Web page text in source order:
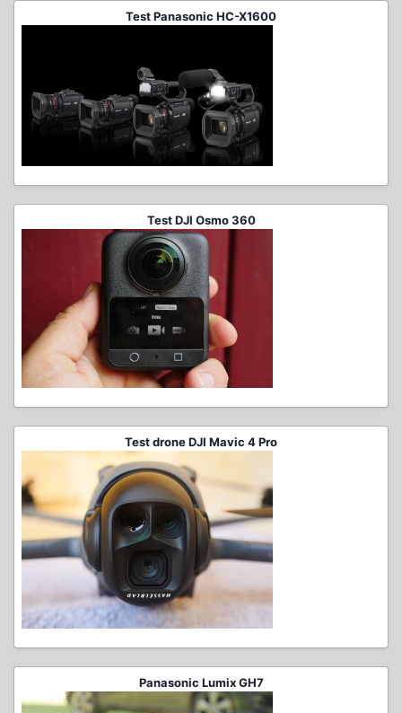
Test Panasonic HC-X1600
Test DJI Osmo 360
Test drone DJI Mavic 4 Pro
Panasonic Lumix GH7